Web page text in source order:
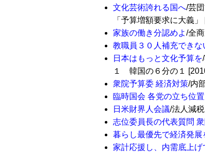
文化芸術誇れる国へ/芸
「予算増額要求に大義
家族の働き分認めよ/全
教職員３０人補充できな
日本はもっと文化予算を
１ 韓国の６分の１
衆院予算委 経済対策/内
臨時国会 各党の立ち位
日米財界人会議/法人減
志位委員長の代表質問
暮らし最優先で経済発展
家計応援し、内需底上